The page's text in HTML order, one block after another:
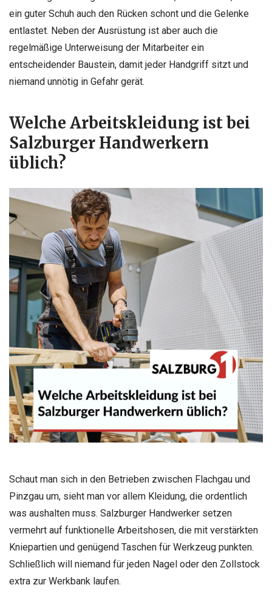
ein guter Schuh auch den Rücken schont und die Gelenke
entlastet. Neben der Ausrüstung ist aber auch die
regelmäßige Unterweisung der Mitarbeiter ein
entscheidender Baustein, damit jeder Handgriff sitzt und
niemand unnötig in Gefahr gerät.
Welche Arbeitskleidung ist bei
Salzburger Handwerkern
üblich?
Schaut man sich in den Betrieben zwischen Flachgau und
Pinzgau um, sieht man vor allem Kleidung, die ordentlich
was aushalten muss. Salzburger Handwerker setzen
vermehrt auf funktionelle Arbeitshosen, die mit verstärkten
Kniepartien und genügend Taschen für Werkzeug punkten.
Schließlich will niemand für jeden Nagel oder den Zollstock
extra zur Werkbank laufen.